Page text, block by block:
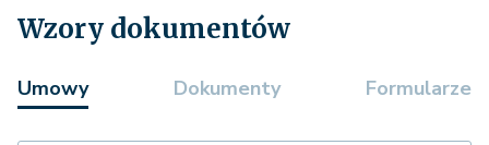
Wzory dokumentów
Umowy Dokumenty Formularze